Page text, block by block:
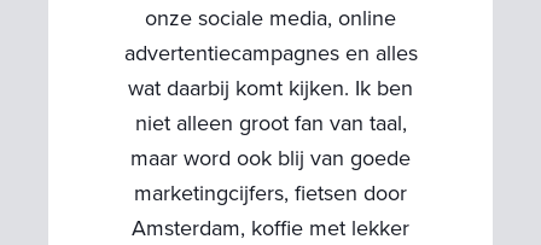
onze sociale media, online
advertentiecampagnes en alles
wat daarbij komt kijken. Ik ben
niet alleen groot fan van taal,
maar word ook blij van goede
marketingcijfers, fietsen door
Amsterdam, koffie met lekker